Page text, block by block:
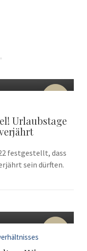
22
Urlaubstage
festgestellt, dass
sein dürften.
10